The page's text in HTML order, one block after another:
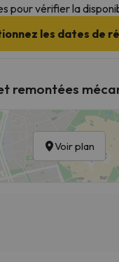
pour vérifier la
les dates de
remontées
Voir plan